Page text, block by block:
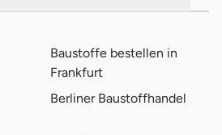
Baustoffe bestellen in
Frankfurt
Berliner Baustoffhandel